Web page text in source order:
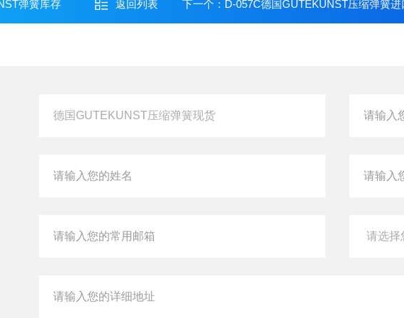
弹簧库存 返回列表 下一个： D-057C德国GUTEKUNST压缩弹簧进